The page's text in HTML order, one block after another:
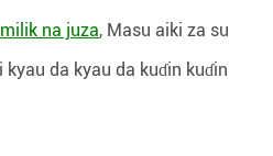
na juza, Masu aiki za su
da kyau da kuɗin kuɗin